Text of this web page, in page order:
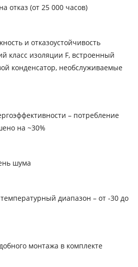
отказ (от 25 000 часов)
и отказоустойчивость
класс изоляции F, встроенный
конденсатор, необслуживаемые
– потребление
на ~30%
шума
диапазон – от -30 до
монтажа в комплекте